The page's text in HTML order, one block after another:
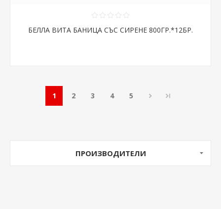
БЕЛЛА ВИТА БАНИЦА СЪС СИРЕНЕ 800ГР.*12БР.
1 2 3 4 5
ПРОИЗВОДИТЕЛИ